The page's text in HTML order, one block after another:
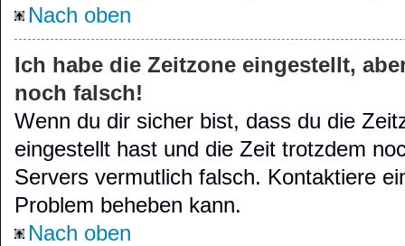
Nach oben
Ich habe die Zeitzone eingestellt,
noch falsch!
Wenn du dir sicher bist, dass du die
eingestellt hast und die Zeit trotzdem
Servers vermutlich falsch. Kontaktiere
Problem beheben kann.
Nach oben